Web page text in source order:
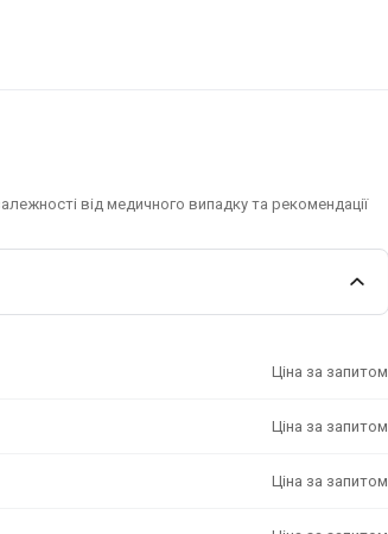
від медичного випадку та рекомендації
Ціна за запитом
Ціна за запитом
Ціна за запитом